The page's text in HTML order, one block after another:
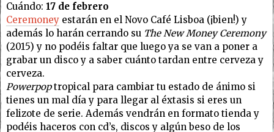
Cuándo: 17 de febrero
Ceremoney estarán en el Novo Café Lisboa (¡bien!) y
además lo harán cerrando su The New Money Ceremony
(2015) y no podéis faltar que luego ya se van a poner a
grabar un disco y a saber cuánto tardan entre cerveza y
cerveza.
Powerpoptropical para cambiar tu estado de ánimo si
tienes un mal día y para llegar al éxtasis si eres un
felizote de serie. Además vendrán en formato tienda y
podéis haceros con cd’s, discos y algún beso de los